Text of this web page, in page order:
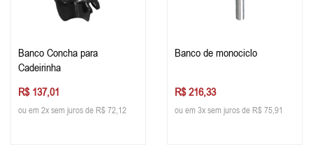
Banco Concha para
Cadeirinha
R$ 137,01
ou em 2x sem juros de R$ 72,12
Banco de monociclo
R$ 216,33
ou em 3x sem juros de R$ 75,91